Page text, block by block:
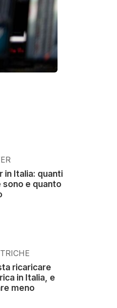
in Italia: quanti
e quanto
ricaricare
in Italia, e
meno